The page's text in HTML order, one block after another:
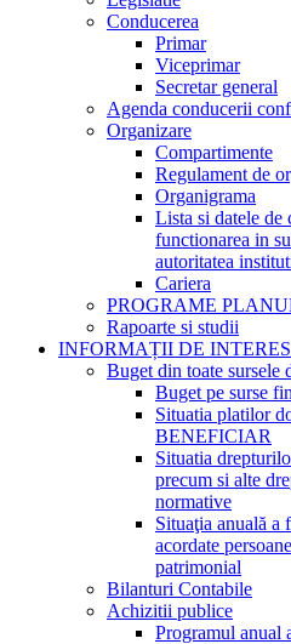
Conducerea
Primar
Viceprimar
Secretar general
Agenda conducerii
Organizare
Compartimente
Regulament de
Organigrama
Lista si datele de
functionarea in
autoritatea
Cariera
PROGRAME
Rapoarte si studii
INFORMAȚII DE
Buget din toate sursele
Buget pe surse
Situatia platilor
BENEFICIAR
Situatia
precum si alte
normative
Situaţia anuală a
acordate
patrimonial
Bilanturi Contabile
Achizitii publice
Programul anual